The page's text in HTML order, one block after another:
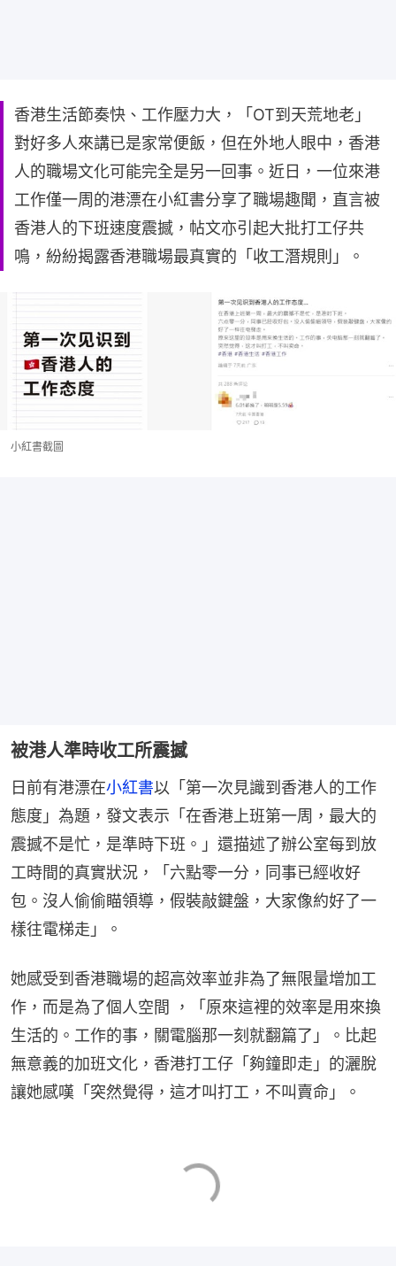
香港生活節奏快、工作壓力大，「OT到天荒地老」
對好多人來講已是家常便飯，但在外地人眼中，香港
人的職場文化可能完全是另一回事。近日，一位來港
工作僅一周的港漂在小紅書分享了職場趣聞，直言被
香港人的下班速度震撼，帖文亦引起大批打工仔共
鳴，紛紛揭露香港職場最真實的「收工潛規則」。
小紅書截圖
被港人準時收工所震撼
日前有港漂在小紅書以「第一次見識到香港人的工作
態度」為題，發文表示「在香港上班第一周，最大的
震撼不是忙，是準時下班。」還描述了辦公室每到放
工時間的真實狀況，「六點零一分，同事已經收好
包。沒人偷偷瞄領導，假裝敲鍵盤，大家像約好了一
樣往電梯走」。
她感受到香港職場的超高效率並非為了無限量增加工
作，而是為了個人空間 ，「原來這裡的效率是用來換
生活的。工作的事，關電腦那一刻就翻篇了」。比起
無意義的加班文化，香港打工仔「夠鐘即走」的灑脫
讓她感嘆「突然覺得，這才叫打工，不叫賣命」。